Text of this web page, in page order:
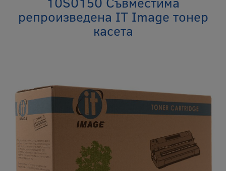
репроизведена IT Image тонер
касета